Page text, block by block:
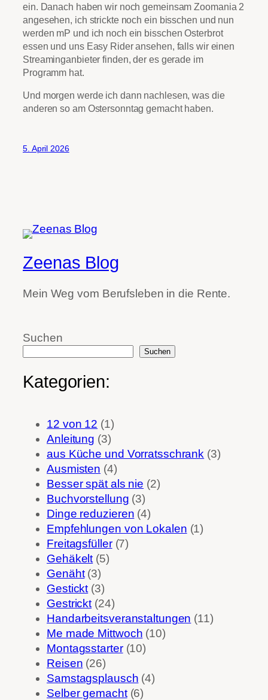
ein. Danach haben wir noch gemeinsam Zoomania 2
angesehen, ich strickte noch ein bisschen und nun
werden mP und ich noch ein bisschen Osterbrot
essen und uns Easy Rider ansehen, falls wir einen
Streaminganbieter finden, der es gerade im
Programm hat.
Und morgen werde ich dann nachlesen, was die
anderen so am Ostersonntag gemacht haben.
5. April 2026
Zeenas Blog
Mein Weg vom Berufsleben in die Rente.
Suchen
Suchen
Kategorien:
12 von 12 (1)
Anleitung (3)
aus Küche und Vorratsschrank (3)
Ausmisten (4)
Besser spät als nie (2)
Buchvorstellung (3)
Dinge reduzieren (4)
Empfehlungen von Lokalen (1)
Freitagsfüller(7)
Gehäkelt (5)
Genäht(3)
Gestickt (3)
Gestrickt (24)
Handarbeitsveranstaltungen (11)
Me made Mittwoch (10)
Montagsstarter(10)
Reisen (26)
Samstagsplausch (4)
Selber gemacht(6)